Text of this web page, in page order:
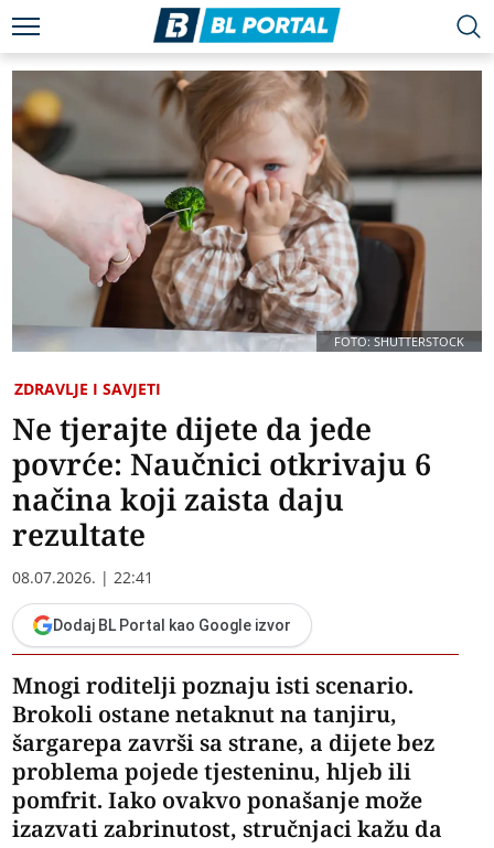
FOTO: SHUTTERSTOCK
ZDRAVLJE I SAVJETI
Ne tjerajte dijete da jede
povrće: Naučnici otkrivaju 6
načina koji zaista daju
rezultate
08.07.2026. | 22:41
Dodaj BL Portal kao Google izvor
Mnogi roditelji poznaju isti scenario.
Brokoli ostane netaknut na tanjiru,
šargarepa završi sa strane, a dijete bez
problema pojede tjesteninu, hljeb ili
pomfrit. Iako ovakvo ponašanje može
izazvati zabrinutost, stručnjaci kažu da